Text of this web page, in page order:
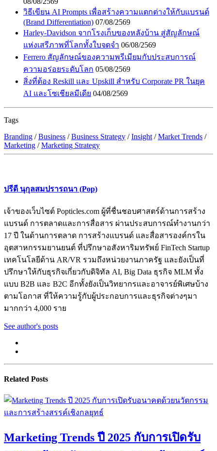
วิธีเขียน AI Prompts เพื่อสร้างความแตกต่างให้กับแบรนด์
(Brand Differentiation) 07/08/2569
Harley-Davidson จากโรงเก็บของหลังบ้าน สู่สัญลักษณ์
แห่งเสรีภาพที่โลกทั้งใบจดจำ 06/08/2569
Ferrero สัญลักษณ์ของความพรีเมียมกับประสบการณ์
ความอร่อยระดับโลก 05/08/2569
สิ่งที่ต้อง Reskill และ Upskill สำหรับ Corporate PR ในยุค
AI และโซเชียลมีเดีย 04/08/2569
Tags
Branding /Business /Business Strategy /Insight /Market Trends /
Marketing /Marketing Strategy
ปรีดี นุกุลสมปรารถนา (Pop)
เจ้าของเว็บไซต์ Popticles.com ผู้ที่ชื่นชอบศาสตร์ด้านการสร้าง
แบรนด์ การตลาดและการสื่อสาร ผ่านประสบการณ์ทำงานกว่า
17 ปี ในด้านการตลาด การสร้างแบรนด์ และสื่อสารองค์กรใน
อุตสาหกรรมยานยนต์ ที่ปรึกษาอสังหาริมทรัพย์ FinTech Startup
เทคโนโลยีด้าน AR/VR รวมถึงหน่วยงานภาครัฐ และยังเป็นที่
ปรึกษาให้กับธุรกิจเกี่ยวกับดิจิทัล AI, Big Data ธุรกิจ MLM ทั้ง
แบบ B2B และ B2C อีกทั้งยังเป็นวิทยากรและอาจารย์พิเศษบ้าง
ตามโอกาส ที่ให้ความรู้กับผู้ประกอบการและธุรกิจต่างๆมา
มากกว่า 4,000 ราย
See author's posts
Related Posts
Marketing Trends ปี 2025 กับการเปิดรับ